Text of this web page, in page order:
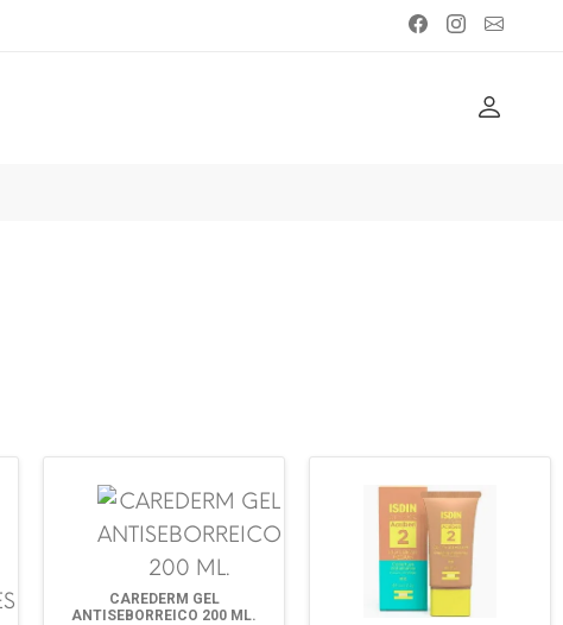
CAREDERM GEL
ANTISEBORREICO 200 ML.